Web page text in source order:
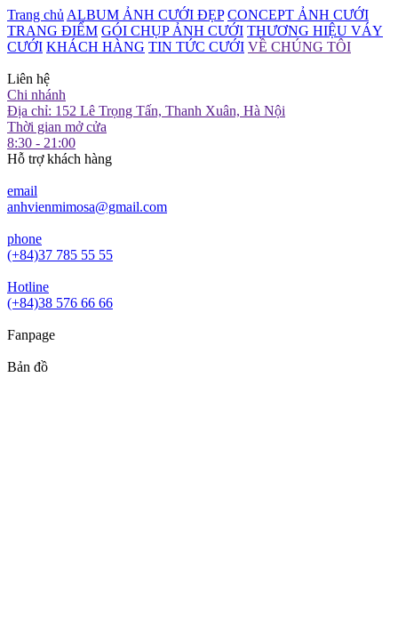
Trang chủ ALBUM ẢNH CƯỚI ĐẸP CONCEPT ẢNH CƯỚI
TRANG ĐIỂM GÓI CHỤP ẢNH CƯỚI THƯƠNG HIỆU VÁY
CƯỚI KHÁCH HÀNG TIN TỨC CƯỚI VỀ CHÚNG TÔI
Liên hệ
Chi nhánh
Địa chỉ: 152 Lê Trọng Tấn, Thanh Xuân, Hà Nội
Thời gian mở cửa
8:30 - 21:00
Hỗ trợ khách hàng
email
anhvienmimosa@gmail.com
phone
(+84)37 785 55 55
Hotline
(+84)38 576 66 66
Fanpage
Bản đồ